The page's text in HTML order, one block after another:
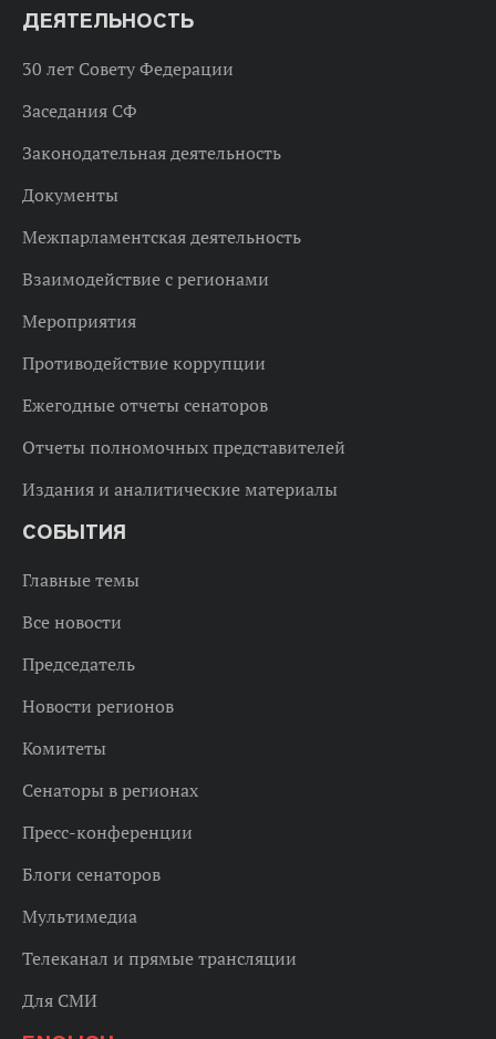
ДЕЯТЕЛЬНОСТЬ
30 лет Совету Федерации
Заседания СФ
Законодательная деятельность
Документы
Межпарламентская деятельность
Взаимодействие с регионами
Мероприятия
Противодействие коррупции
Ежегодные отчеты сенаторов
Отчеты полномочных представителей
Издания и аналитические материалы
СОБЫТИЯ
Главные темы
Все новости
Председатель
Новости регионов
Комитеты
Сенаторы в регионах
Пресс-конференции
Блоги сенаторов
Мультимедиа
Телеканал и прямые трансляции
Для СМИ